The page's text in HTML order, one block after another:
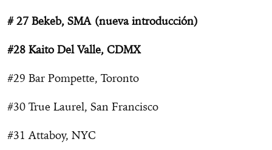
# 27 Bekeb, SMA (nueva introducción)
#28 Kaito Del Valle, CDMX
#29 Bar Pompette, Toronto
#30 True Laurel, San Francisco
#31 Attaboy, NYC